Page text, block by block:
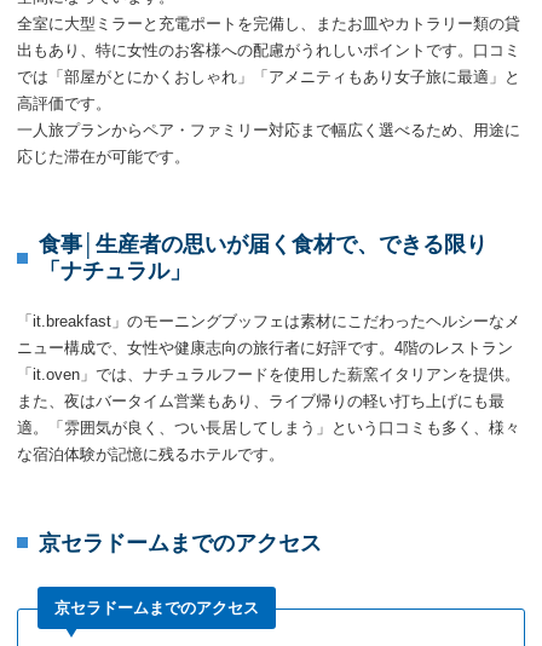
全室に大型ミラーと充電ポートを完備し、またお皿やカトラリー類の貸
出もあり、特に女性のお客様への配慮がうれしいポイントです。口コミ
では「部屋がとにかくおしゃれ」「アメニティもあり女子旅に最適」と
高評価です。
一人旅プランからペア・ファミリー対応まで幅広く選べるため、用途に
応じた滞在が可能です。
食事│生産者の思いが届く食材で、できる限り
「ナチュラル」
「it.breakfast」のモーニングブッフェは素材にこだわったヘルシーなメ
ニュー構成で、女性や健康志向の旅行者に好評です。4階のレストラン
「it.oven」では、ナチュラルフードを使用した薪窯イタリアンを提供。
また、夜はバータイム営業もあり、ライブ帰りの軽い打ち上げにも最
適。「雰囲気が良く、つい長居してしまう」という口コミも多く、様々
な宿泊体験が記憶に残るホテルです。
京セラドームまでのアクセス
京セラドームまでのアクセス